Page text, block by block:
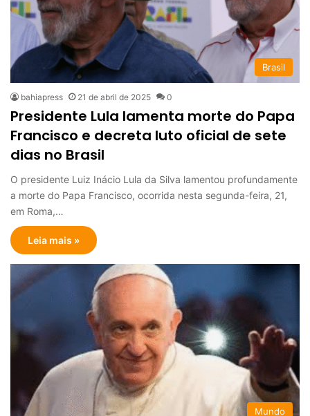
Brasil
bahiapress 21 de abril de 2025 0
Presidente Lula lamenta morte do Papa
Francisco e decreta luto oficial de sete
dias no Brasil
O presidente Luiz Inácio Lula da Silva lamentou profundamente
a morte do Papa Francisco, ocorrida nesta segunda-feira, 21,
em Roma,…
Leia mais »
Mundo